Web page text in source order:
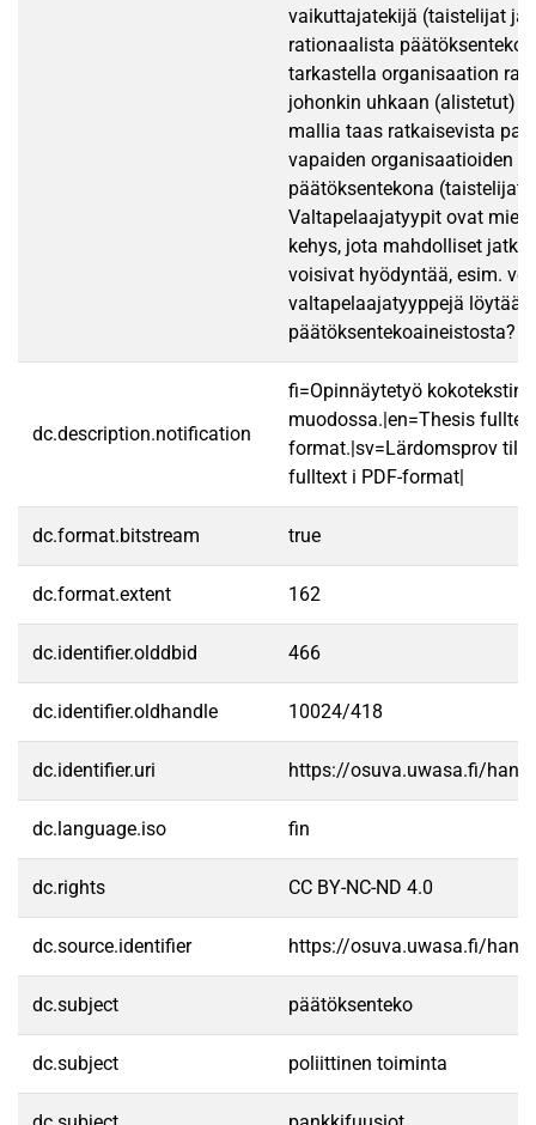
vaikuttajatekijä (taistelijat ja
rationaalista
tarkastella organisaation
johonkin uhkaan (alistetut)
mallia taas ratkaisevista
vapaiden organisaatioiden
päätöksentekona (taistelijat).
Valtapelaajatyypit ovat
kehys, jota mahdolliset
voisivat hyödyntää, esim.
valtapelaajatyyppejä löytää
päätöksentekoaineistosta?
dc.description.notification
fi=Opinnäytetyö kokotekstinä
muodossa.|en=Thesis
format.|sv=Lärdomsprov
fulltext i PDF-format|
dc.format.bitstream true
dc.format.extent 162
dc.identifier.olddbid 466
dc.identifier.oldhandle 10024/418
dc.identifier.uri https://osuva.uwasa.fi/
dc.language.iso fin
dc.rights CC BY-NC-ND 4.0
dc.source.identifier https://osuva.uwasa.fi/
dc.subject päätöksenteko
dc.subject poliittinen toiminta